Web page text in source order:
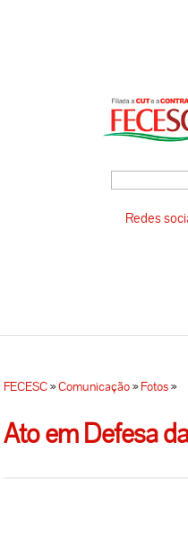
Redes
FECESC»Comunicação»Fotos»
Ato em Defesa